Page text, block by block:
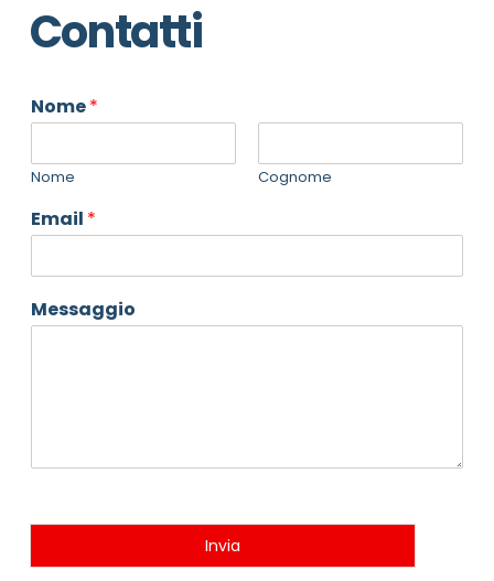
Contatti
Nome*
Nome Cognome
Email *
Messaggio
Invia